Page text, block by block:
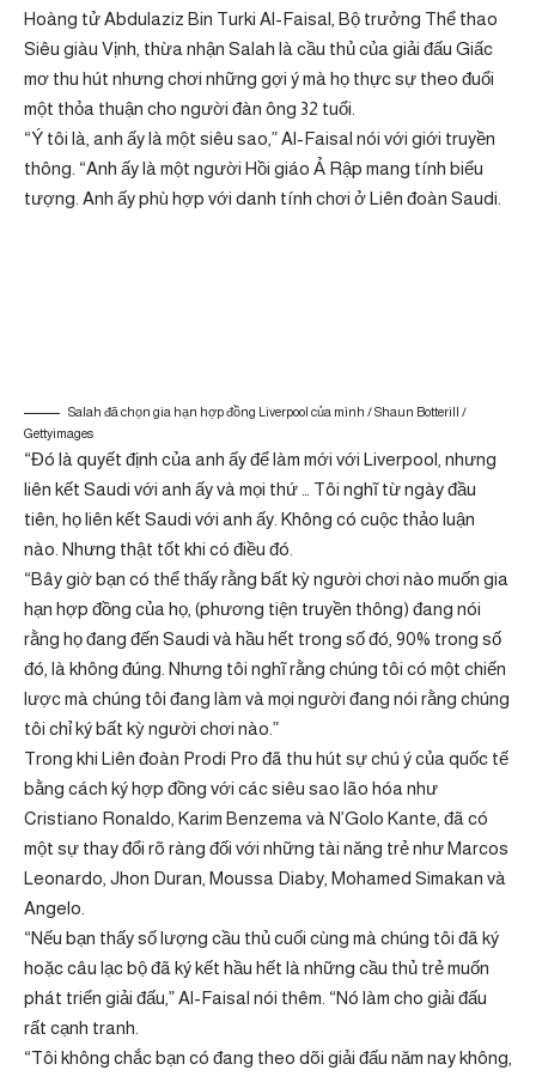
Hoàng tử Abdulaziz Bin Turki Al-Faisal, Bộ trưởng Thể thao
Siêu giàu Vịnh, thừa nhận Salah là cầu thủ của giải đấu Giấc
mơ thu hút nhưng chơi những gợi ý mà họ thực sự theo đuổi
một thỏa thuận cho người đàn ông 32 tuổi.
“Ý tôi là, anh ấy là một siêu sao,” Al-Faisal nói với giới truyền
thông. “Anh ấy là một người Hồi giáo Ả Rập mang tính biểu
tượng. Anh ấy phù hợp với danh tính chơi ở Liên đoàn Saudi.
Salah đã chọn gia hạn hợp đồng Liverpool của mình / Shaun Botterill /
Gettyimages
“Đó là quyết định của anh ấy để làm mới với Liverpool, nhưng
liên kết Saudi với anh ấy và mọi thứ … Tôi nghĩ từ ngày đầu
tiên, họ liên kết Saudi với anh ấy. Không có cuộc thảo luận
nào. Nhưng thật tốt khi có điều đó.
“Bây giờ bạn có thể thấy rằng bất kỳ người chơi nào muốn gia
hạn hợp đồng của họ, (phương tiện truyền thông) đang nói
rằng họ đang đến Saudi và hầu hết trong số đó, 90% trong số
đó, là không đúng. Nhưng tôi nghĩ rằng chúng tôi có một chiến
lược mà chúng tôi đang làm và mọi người đang nói rằng chúng
tôi chỉ ký bất kỳ người chơi nào.”
Trong khi Liên đoàn Prodi Pro đã thu hút sự chú ý của quốc tế
bằng cách ký hợp đồng với các siêu sao lão hóa như
Cristiano Ronaldo, Karim Benzema và N’Golo Kante, đã có
một sự thay đổi rõ ràng đối với những tài năng trẻ như Marcos
Leonardo, Jhon Duran, Moussa Diaby, Mohamed Simakan và
Angelo.
“Nếu bạn thấy số lượng cầu thủ cuối cùng mà chúng tôi đã ký
hoặc câu lạc bộ đã ký kết hầu hết là những cầu thủ trẻ muốn
phát triển giải đấu,” Al-Faisal nói thêm. “Nó làm cho giải đấu
rất cạnh tranh.
“Tôi không chắc bạn có đang theo dõi giải đấu năm nay không,